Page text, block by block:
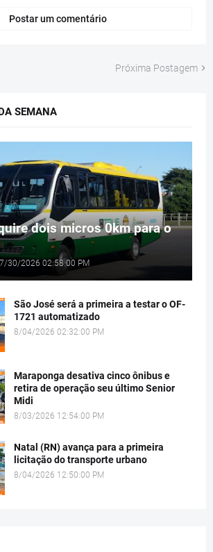
Postar um comentário
Próxima Postagem
SEMANA
dois micros 0km para o
7/30/2026 02:58:00 PM
São José será a primeira a testar o OF-
1721 automatizado
8/04/2026 02:32:00 PM
Maraponga desativa cinco ônibus e
retira de operação seu último Senior
Midi
8/03/2026 12:54:00 PM
Natal (RN) avança para a primeira
licitação do transporte urbano
8/04/2026 12:50:00 PM